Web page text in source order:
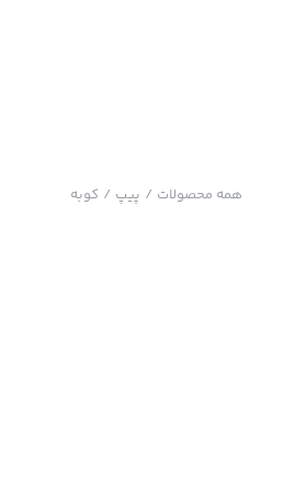
همه محصولات / پیپ / کوبه